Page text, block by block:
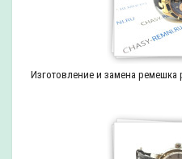
Изготовление и замена ремешка